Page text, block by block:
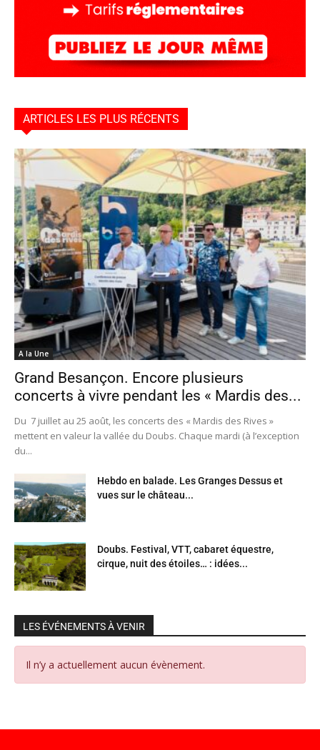
ARTICLES LES PLUS RÉCENTS
A la Une
Grand Besançon. Encore plusieurs
concerts à vivre pendant les « Mardis des...
Du 7 juillet au 25 août, les concerts des « Mardis des Rives »
mettent en valeur la vallée du Doubs. Chaque mardi (à l’exception
du...
Hebdo en balade. Les Granges Dessus et
vues sur le château...
Doubs. Festival, VTT, cabaret équestre,
cirque, nuit des étoiles… : idées...
LES ÉVÉNEMENTS À VENIR
Il n’y a actuellement aucun évènement.